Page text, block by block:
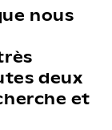
nous
deux
et